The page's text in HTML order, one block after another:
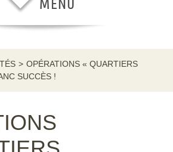
> OPÉRATIONS « QUARTIERS
SUCCÈS !